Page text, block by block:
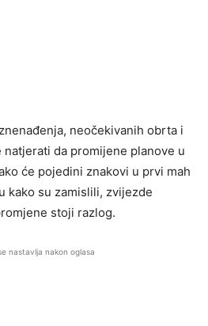
neočekivanih obrta i
da promijene planove u
će pojedini znakovi u prvi mah
kako su zamislili, zvijezde
stoji razlog.
nastavlja nakon oglasa